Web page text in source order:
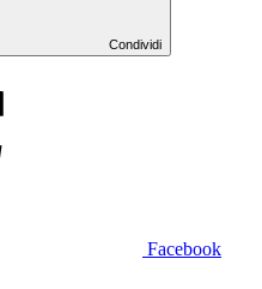
Condividi
Facebook